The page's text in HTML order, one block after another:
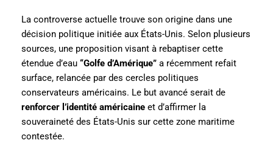
La controverse actuelle trouve son origine dans une
décision politique initiée aux États-Unis. Selon plusieurs
sources, une proposition visant à rebaptiser cette
étendue d’eau “Golfe d’Amérique” a récemment refait
surface, relancée par des cercles politiques
conservateurs américains. Le but avancé serait de
renforcer l’identité américaine et d’affirmer la
souveraineté des États-Unis sur cette zone maritime
contestée.